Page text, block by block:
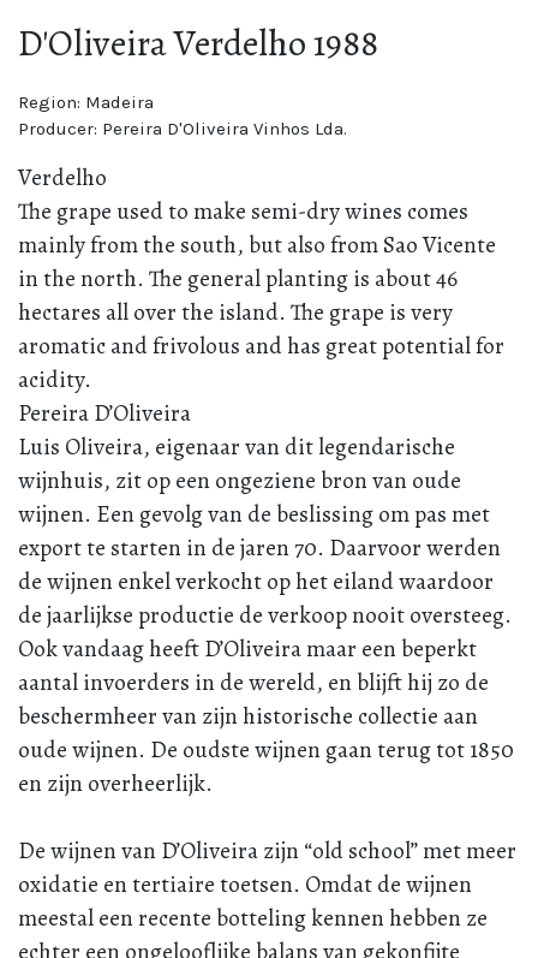
D'Oliveira Verdelho 1988
Region: Madeira
Producer: Pereira D'Oliveira Vinhos Lda.
Verdelho
The grape used to make semi-dry wines comes
mainly from the south, but also from Sao Vicente
in the north. The general planting is about 46
hectares all over the island. The grape is very
aromatic and frivolous and has great potential for
acidity.
Pereira D’Oliveira
Luis Oliveira, eigenaar van dit legendarische
wijnhuis, zit op een ongeziene bron van oude
wijnen. Een gevolg van de beslissing om pas met
export te starten in de jaren 70. Daarvoor werden
de wijnen enkel verkocht op het eiland waardoor
de jaarlijkse productie de verkoop nooit oversteeg.
Ook vandaag heeft D’Oliveira maar een beperkt
aantal invoerders in de wereld, en blijft hij zo de
beschermheer van zijn historische collectie aan
oude wijnen. De oudste wijnen gaan terug tot 1850
en zijn overheerlijk.
De wijnen van D’Oliveira zijn “old school” met meer
oxidatie en tertiaire toetsen. Omdat de wijnen
meestal een recente botteling kennen hebben ze
echter een ongelooflijke balans van gekonfijte